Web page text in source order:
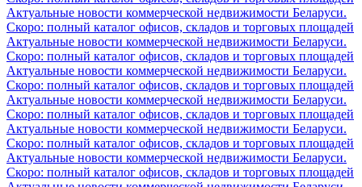
Актуальные новости коммерческой недвижимости Беларуси.
Скоро: полный каталог офисов, складов и торговых площадей
Актуальные новости коммерческой недвижимости Беларуси.
Скоро: полный каталог офисов, складов и торговых площадей
Актуальные новости коммерческой недвижимости Беларуси.
Скоро: полный каталог офисов, складов и торговых площадей
Актуальные новости коммерческой недвижимости Беларуси.
Скоро: полный каталог офисов, складов и торговых площадей
Актуальные новости коммерческой недвижимости Беларуси.
Скоро: полный каталог офисов, складов и торговых площадей
Актуальные новости коммерческой недвижимости Беларуси.
Скоро: полный каталог офисов, складов и торговых площадей